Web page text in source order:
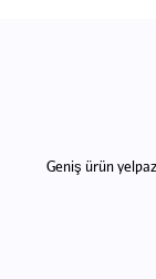
Geniş ürün